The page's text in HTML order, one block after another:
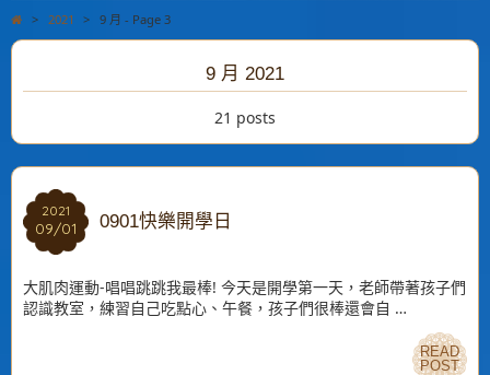
> 2021 > 9 月 - Page 3
9 月 2021
21 posts
2021
09/01
2021
09/01 0901快樂開學日
大肌肉運動-唱唱跳跳我最棒! 今天是開學第一天，老師帶著孩子們
認識教室，練習自己吃點心、午餐，孩子們很棒還會自 …
READ
POST
READ
POST